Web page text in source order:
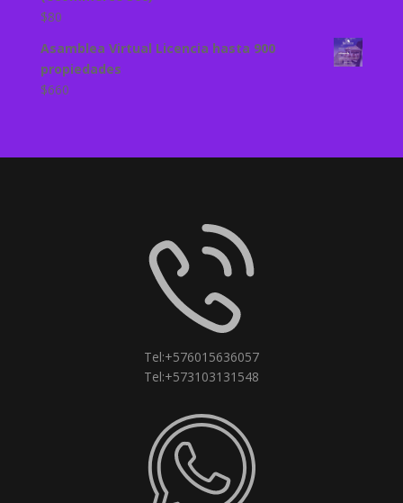
$80
Asamblea Virtual Licencia hasta 900
propiedades
$660
Tel:+576015636057
Tel:+573103131548